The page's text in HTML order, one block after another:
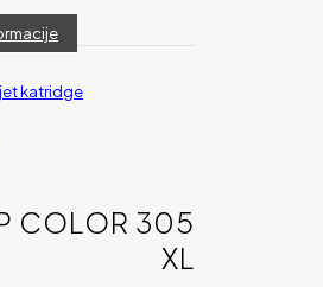
katridge
COLOR 305
XL